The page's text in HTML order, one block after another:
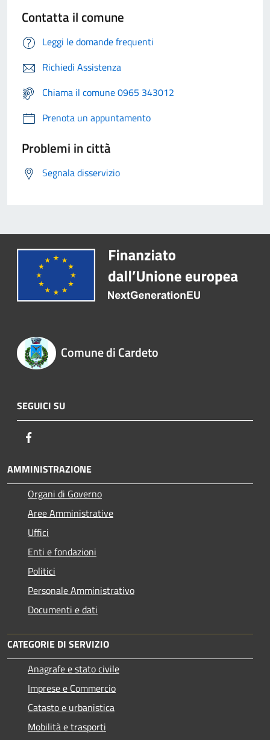
Contatta il comune
Leggi le domande frequenti
Richiedi Assistenza
Chiama il comune 0965 343012
Prenota un appuntamento
Problemi in città
Segnala disservizio
Comune di Cardeto
SEGUICI SU
AMMINISTRAZIONE
Organi di Governo
Aree Amministrative
Uffici
Enti e fondazioni
Politici
Personale Amministrativo
Documenti e dati
CATEGORIE DI SERVIZIO
Anagrafe e stato civile
Imprese e Commercio
Catasto e urbanistica
Mobilità e trasporti